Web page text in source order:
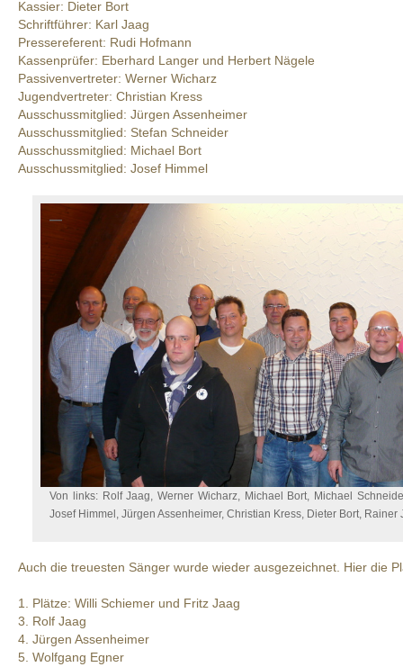
Kassier: Dieter Bort
Schriftführer: Karl Jaag
Pressereferent: Rudi Hofmann
Kassenprüfer: Eberhard Langer und Herbert Nägele
Passivenvertreter: Werner Wicharz
Jugendvertreter: Christian Kress
Ausschussmitglied: Jürgen Assenheimer
Ausschussmitglied: Stefan Schneider
Ausschussmitglied: Michael Bort
Ausschussmitglied: Josef Himmel
Von links: Rolf Jaag, Werner Wicharz, Michael Bort, Michael
Josef Himmel, Jürgen Assenheimer, Christian Kress, Dieter Bort,
Auch die treuesten Sänger wurde wieder ausgezeichnet. Hier die
1. Plätze: Willi Schiemer und Fritz Jaag
3. Rolf Jaag
4. Jürgen Assenheimer
5. Wolfgang Egner